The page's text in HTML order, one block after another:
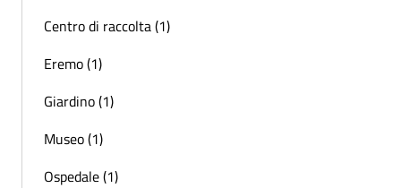
Centro di raccolta (1)
Eremo (1)
Giardino (1)
Museo (1)
Ospedale (1)